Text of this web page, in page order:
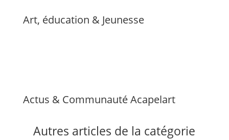
Art, éducation & Jeunesse
Actus & Communauté Acapelart
Autres articles de la catégorie